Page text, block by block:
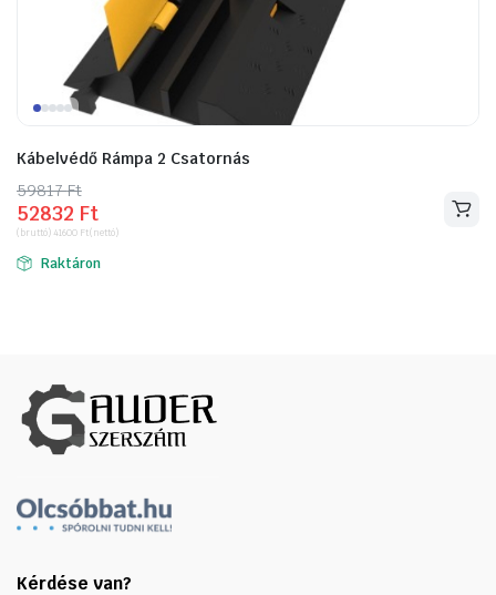
Kábelvédő Rámpa 2 Csatornás
59817Ft
Original
price
was:
59817 Ft.
52832 Ft
Current
price
is:
52832 Ft.
(bruttó) 41600 Ft(nettó)
Raktáron
Kérdése van?